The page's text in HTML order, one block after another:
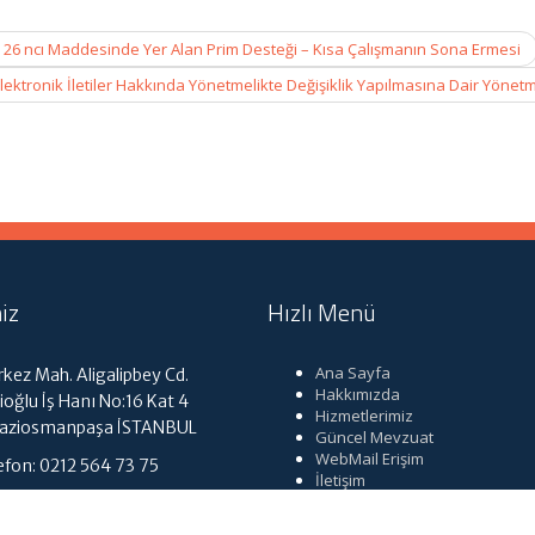
ncı Maddesinde Yer Alan Prim Desteği – Kısa Çalışmanın Sona Ermesi
İletiler Hakkında Yönetmelikte Değişiklik Yapılmasına Dair
Mah. Aligalipbey Cd.
İş Hanı No:16 Kat 4
İSTANBUL
0212 564 73 75
Hızlı Menü
Ana Sayfa
Hakkımızda
Hizmetlerimiz
Güncel Mevzuat
WebMail Erişim
İletişim